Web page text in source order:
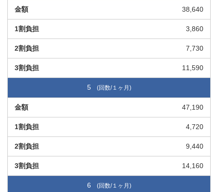
38,640
3,860
7,730
11,590
5
47,190
4,720
9,440
14,160
6